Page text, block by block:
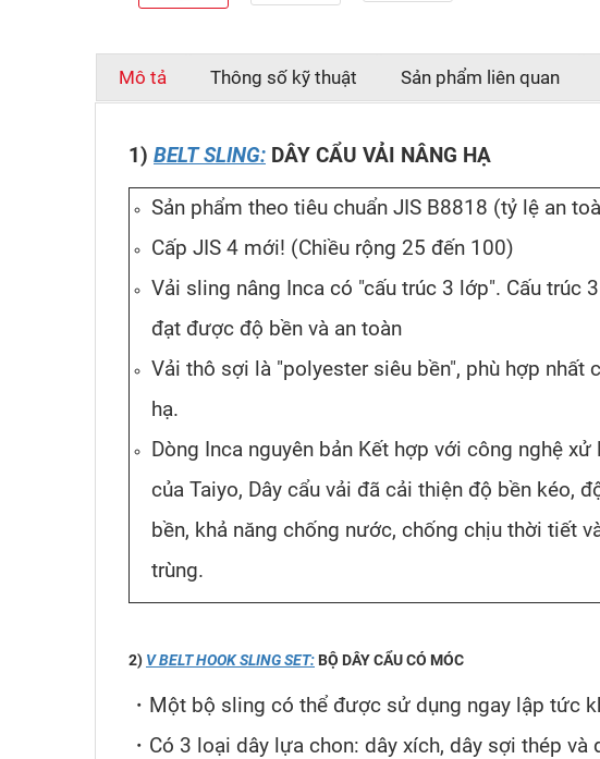
Mô tả Thông số kỹ thuật Sản phẩm liên quan
1) BELT SLING: DÂY CẨU VẢI NÂNG HẠ
Sản phẩm theo tiêu chuẩn JIS B8818 (tỷ lệ an
Cấp JIS 4 mới! (Chiều rộng 25 đến 100)
Vải sling nâng Inca có "cấu trúc 3 lớp". Cấu trúc
đạt được độ bền và an toàn
Vải thô sợi là "polyester siêu bền", phù hợp nhất
hạ.
Dòng Inca nguyên bản Kết hợp với công nghệ
của Taiyo, Dây cẩu vải đã cải thiện độ bền kéo,
bền, khả năng chống nước, chống chịu thời tiết
trùng.
2) V BELT HOOK SLING SET: BỘ DÂY CẨU CÓ MÓC
・Một bộ sling có thể được sử dụng ngay lập tức
・Có 3 loại dây lựa chon: dây xích, dây sợi thép